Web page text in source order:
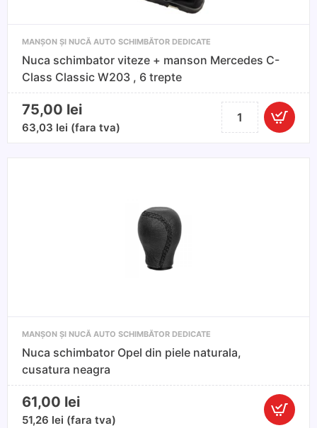
MANȘON ȘI NUCĂ AUTO SCHIMBĂTOR DEDICATE
Nuca schimbator viteze + manson Mercedes C-
Class Classic W203 , 6 trepte
75,00 lei
63,03 lei (fara tva)
Cantitate
Nuca
MANȘON ȘI NUCĂ AUTO SCHIMBĂTOR DEDICATE
Nuca schimbator Opel din piele naturala,
cusatura neagra
61,00 lei
51,26 lei (fara tva)
Cantitate